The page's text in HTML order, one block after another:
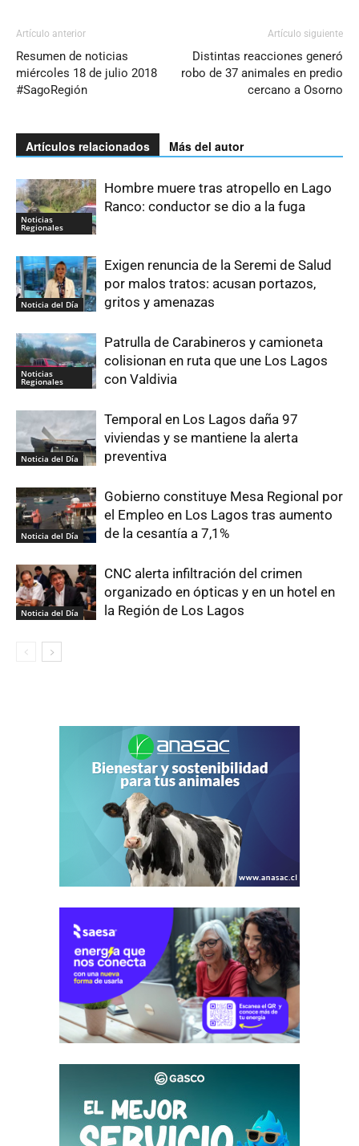
Artículo anterior
Resumen de noticias
miércoles 18 de julio 2018
#SagoRegión
Artículo siguiente
Distintas reacciones generó
robo de 37 animales en predio
cercano a Osorno
Artículos relacionados Más del autor
Noticias
Regionales
Hombre muere tras atropello en Lago
Ranco: conductor se dio a la fuga
Noticia del Día
Exigen renuncia de la Seremi de Salud
por malos tratos: acusan portazos,
gritos y amenazas
Noticias
Regionales
Patrulla de Carabineros y camioneta
colisionan en ruta que une Los Lagos
con Valdivia
Noticia del Día
Temporal en Los Lagos daña 97
viviendas y se mantiene la alerta
preventiva
Noticia del Día
Gobierno constituye Mesa Regional por
el Empleo en Los Lagos tras aumento
de la cesantía a 7,1%
Noticia del Día
CNC alerta infiltración del crimen
organizado en ópticas y en un hotel en
la Región de Los Lagos